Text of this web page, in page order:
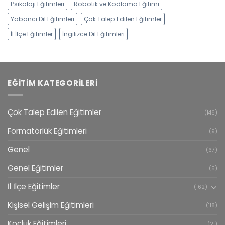
Psikoloji Eğitimleri
Robotik ve Kodlama Eğitimi
Yabancı Dil Eğitimleri
Çok Talep Edilen Eğitimler
İl İlçe Eğitimler
İngilizce Dil Eğitimleri
EĞITIM KATEGORILERI
Çok Talep Edilen Eğitimler (146)
Formatörlük Eğitimleri (9)
Genel (67)
Genel Eğitimler (5)
İl İlçe Eğitimler (162)
Kişisel Gelişim Eğitimleri (118)